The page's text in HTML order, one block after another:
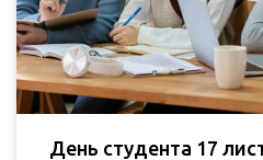
День студента 17